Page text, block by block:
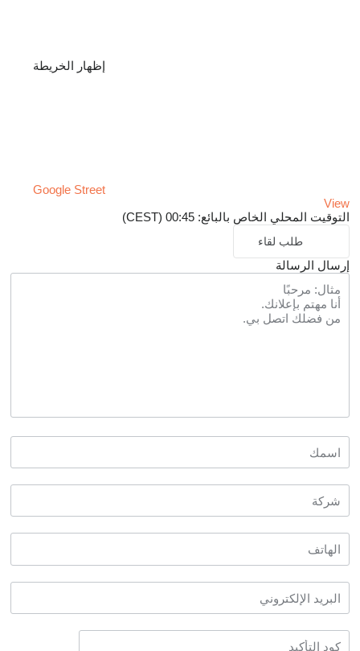
إظهار الخريطة
Google Street
View
التوقيت المحلي الخاص بالبائع: 00:45 (CEST)
طلب لقاء
إرسال الرسالة